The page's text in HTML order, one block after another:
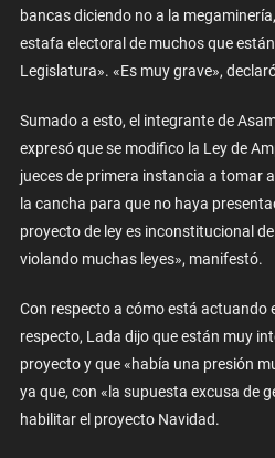
bancas diciendo no a la
estafa electoral de muchos que
Legislatura». «Es muy grave»,
Sumado a esto, el integrante de
expresó que se modifico la Ley de
jueces de primera instancia a tomar
la cancha para que no haya
proyecto de ley es inconstitucional
violando muchas leyes», manifestó.
Con respecto a cómo está actuando
respecto, Lada dijo que están muy
proyecto y que «había una presión
ya que, con «la supuesta excusa de
habilitar el proyecto Navidad.